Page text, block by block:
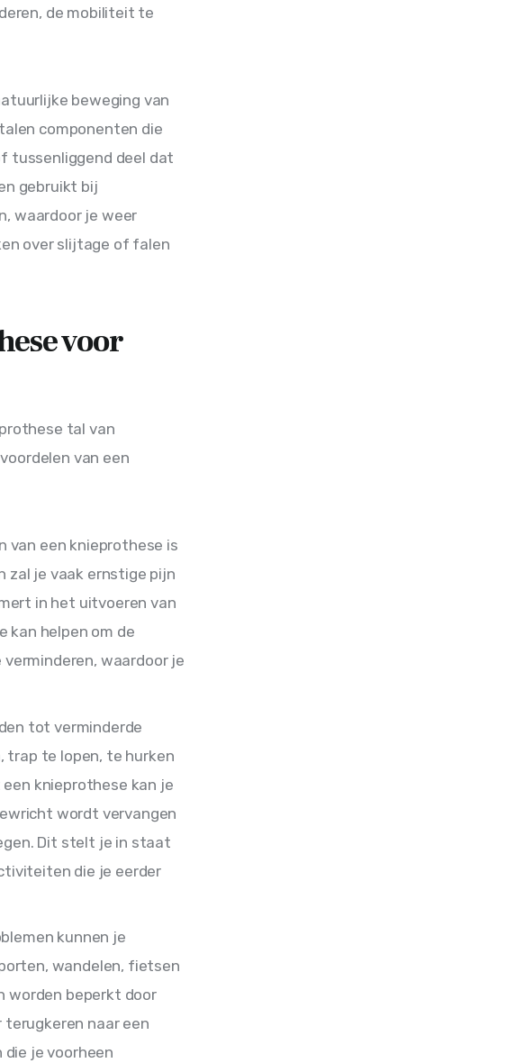
de mobiliteit te
beweging van
componenten die
tussenliggend deel dat
gebruikt bij
waardoor je weer
over slijtage of falen
voor
tal van
van een
van een knieprothese is
zal je vaak ernstige pijn
in het uitvoeren van
kan helpen om de
waardoor je
tot verminderde
trap te lopen, te hurken
knieprothese kan je
wordt vervangen
Dit stelt je in staat
die je eerder
kunnen je
wandelen, fietsen
worden beperkt door
naar een
je voorheen